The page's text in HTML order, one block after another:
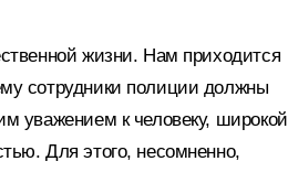
жизни. Нам приходится
сотрудники полиции должны
уважением к человеку, широкой
Для этого, несомненно,